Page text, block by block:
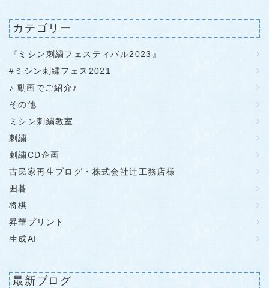
カテゴリー
『ミシン刺繍フェスティバル2023』
#ミシン刺繍フェス2021
♪ 動画でご紹介♪
その他
ミシン刺繍教室
刺繍
刺繍CD企画
古民家再生ブログ・株式会社辻工務店様
囲碁
将棋
昇華プリント
生成AI
最新ブログ